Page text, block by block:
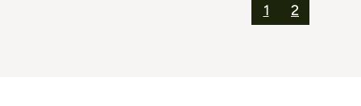
1 2